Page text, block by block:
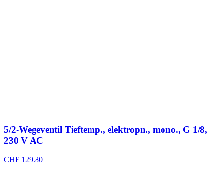
5/2-Wegeventil Tieftemp., elektropn., mono., G 1/8,
230 V AC
CHF 129.80